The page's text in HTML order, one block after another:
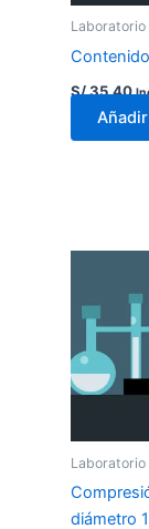
Laboratorio
S/35.40
Laboratorio
diámetro